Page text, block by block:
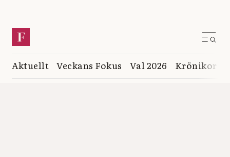
Aktuellt Veckans Fokus Val 2026 Krönikor